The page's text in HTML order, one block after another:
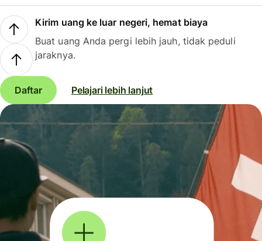
Kirim uang ke luar negeri, hemat biaya
Buat uang Anda pergi lebih jauh, tidak peduli
jaraknya.
Daftar Pelajari lebih lanjut